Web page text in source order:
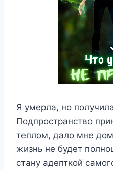
Я умерла, но
Подпространство
теплом, дало мне
жизнь не будет
стану адепткой